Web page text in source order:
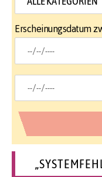
Erscheinungsdatum